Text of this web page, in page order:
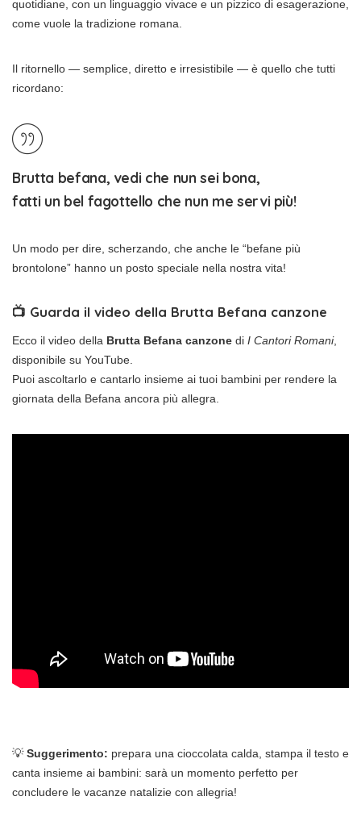
quotidiane, con un linguaggio vivace e un pizzico di esagerazione,
come vuole la tradizione romana.
Il ritornello — semplice, diretto e irresistibile — è quello che tutti
ricordano:
Brutta befana, vedi che nun sei bona,
fatti un bel fagottello che nun me servi più!
Un modo per dire, scherzando, che anche le “befane più
brontolone” hanno un posto speciale nella nostra vita!
📺 Guarda il video della Brutta Befana canzone
Ecco il video della Brutta Befana canzone di I Cantori Romani,
disponibile su YouTube.
Puoi ascoltarlo e cantarlo insieme ai tuoi bambini per rendere la
giornata della Befana ancora più allegra.
💡Suggerimento: prepara una cioccolata calda, stampa il testo e
canta insieme ai bambini: sarà un momento perfetto per
concludere le vacanze natalizie con allegria!